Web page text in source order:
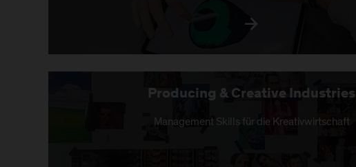
Producing & Creative Industries
Management Skills für die Kreativwirtschaft